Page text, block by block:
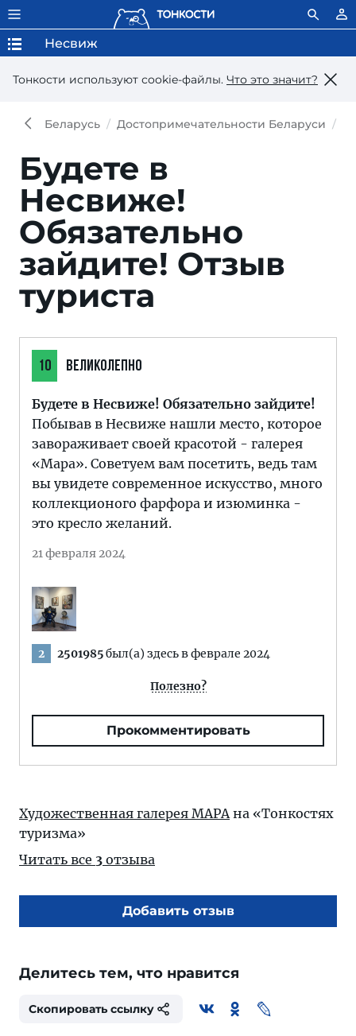
Тонкости используют сookie-файлы. Что это значит?
Несвиж
Беларусь Достопримечательности Беларуси
Будете в
Несвиже!
Обязательно
зайдите! Отзыв
туриста
10 ВЕЛИКОЛЕПНО
Будете в Несвиже! Обязательно зайдите!
Побывав в Несвиже нашли место, которое
завораживает своей красотой - галерея
«Мара». Советуем вам посетить, ведь там
вы увидете современное искусство, много
коллекционого фарфора и изюминка -
это кресло желаний.
21 февраля 2024
2 2501985был(а) здесь в феврале 2024
Полезно?
Прокомментировать
Художественная галерея МАРАна «Тонкостях
туризма»
Читать все 3 отзыва
Добавить отзыв
Делитесь тем, что нравится
Скопировать ссылку